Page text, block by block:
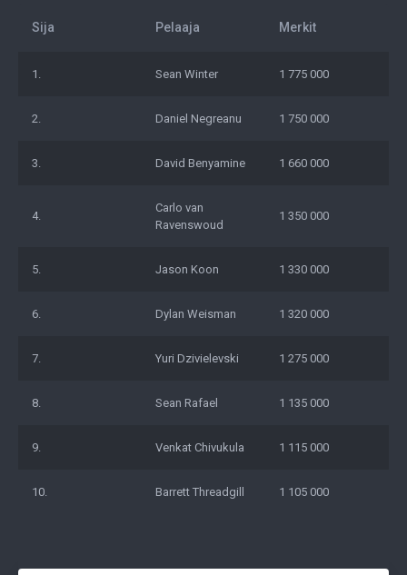
Sija Pelaaja Merkit
1. Sean Winter 1 775 000
2. Daniel Negreanu 1 750 000
3. David Benyamine 1 660 000
4.
Carlo van
Ravenswoud
1 350 000
5. Jason Koon 1 330 000
6. Dylan Weisman 1 320 000
7. Yuri Dzivielevski 1 275 000
8. Sean Rafael 1 135 000
9. Venkat Chivukula 1 115 000
10. Barrett Threadgill 1 105 000